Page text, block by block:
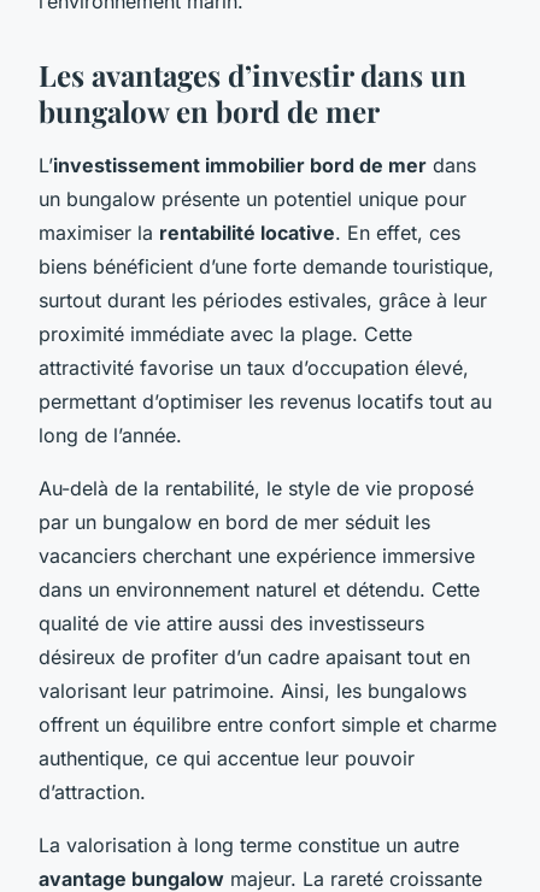
Les avantages d’investir dans un
bungalow en bord de mer
L’investissement immobilier bord de mer dans
un bungalow présente un potentiel unique pour
maximiser la rentabilité locative. En effet, ces
biens bénéficient d’une forte demande touristique,
surtout durant les périodes estivales, grâce à leur
proximité immédiate avec la plage. Cette
attractivité favorise un taux d’occupation élevé,
permettant d’optimiser les revenus locatifs tout au
long de l’année.
Au-delà de la rentabilité, le style de vie proposé
par un bungalow en bord de mer séduit les
vacanciers cherchant une expérience immersive
dans un environnement naturel et détendu. Cette
qualité de vie attire aussi des investisseurs
désireux de profiter d’un cadre apaisant tout en
valorisant leur patrimoine. Ainsi, les bungalows
offrent un équilibre entre confort simple et charme
authentique, ce qui accentue leur pouvoir
d’attraction.
La valorisation à long terme constitue un autre
avantage bungalow majeur. La rareté croissante